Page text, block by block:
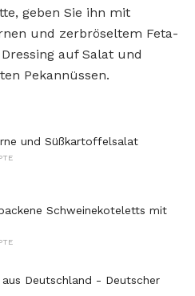
geben Sie ihn mit
und zerbröseltem Feta-
auf Salat und
Pekannüssen.
und Süßkartoffelsalat
Schweinekoteletts mit
Deutschland - Deutscher